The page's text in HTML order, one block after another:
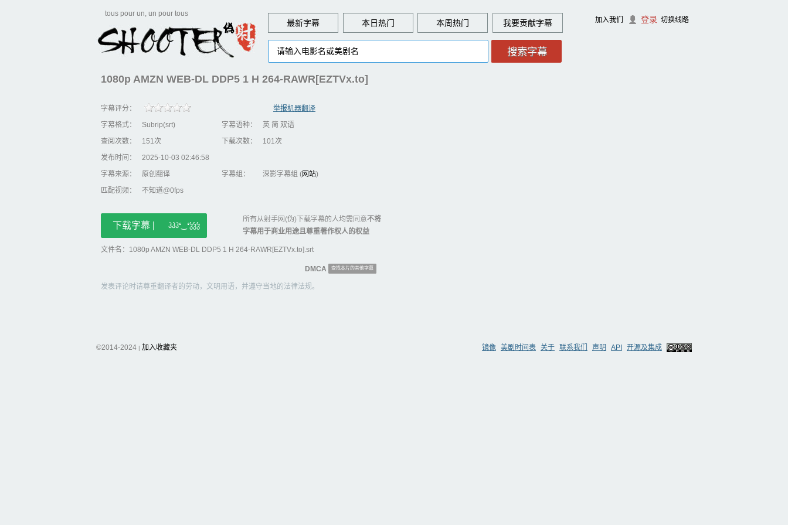
tous pour un, un pour tous
最新字幕 本日热门 本周热门 贡献字幕 加入我们 登录 切换线路
1080p AMZN WEB-DL DDP5 1 H 264-RAWR[EZTVx.to]
字幕评分：
举报机器翻译
字幕格式：
Subrip(srt) 字幕语种：
英 简 双语
查阅次数：
151次 下载次数：
101次
发布时间：
2025-10-03 02:46:58
字幕来源：
原创翻译 字幕组： 深影字幕组 (网站)
匹配视频：
不知道@0fps
下载字幕 | ჰჰჰ❛‿❛ჴჴჴ
所有从射手网(伪)下载字幕的人均需同意不将
字幕用于商业用途且尊重著作权人的权益
文件名：1080p AMZN WEB-DL DDP5 1 H 264-RAWR[EZTVx.to].srt
DMCA 查找本片的其他字幕
发表评论时请尊重翻译者的劳动，文明用语，并遵守当地的法律法规。
©2014-2024 | 加入收藏夹 镜像 美剧时间表 关于 联系我们 声明 API 开源及集成